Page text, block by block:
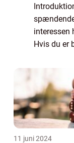
interessen
Hvis du er
starte
mus...
11 juni 2024